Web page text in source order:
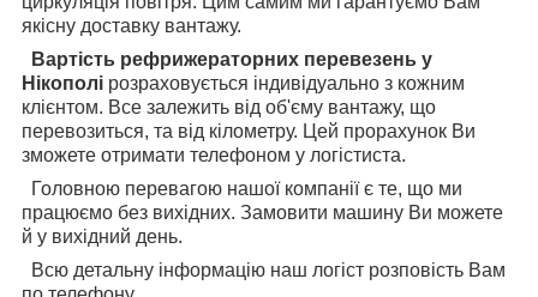
якісну доставку вантажу.
Вартість рефрижераторних перевезень у
Нікополі розраховується індивідуально з кожним
клієнтом. Все залежить від об'єму вантажу, що
перевозиться, та від кілометру. Цей прорахунок Ви
зможете отримати телефоном у логістиста.
Головною перевагою нашої компанії є те, що ми
працюємо без вихідних. Замовити машину Ви можете
й у вихідний день.
Всю детальну інформацію наш логіст розповість Вам